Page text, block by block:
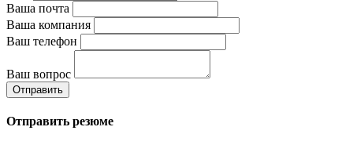
Ваша почта
Ваша компания
Ваш телефон
Ваш вопрос
Отправить
Отправить резюме